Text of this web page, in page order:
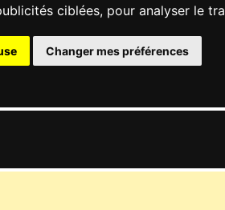
ciblées, pour analyser le
Changer mes préférences